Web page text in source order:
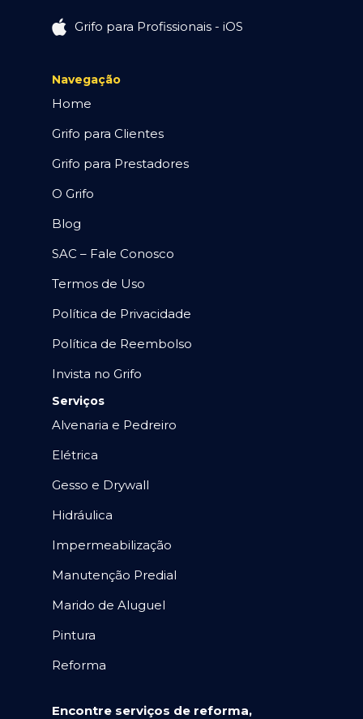
Grifo para Profissionais - iOS
Navegação
Home
Grifo para Clientes
Grifo para Prestadores
O Grifo
Blog
SAC – Fale Conosco
Termos de Uso
Política de Privacidade
Política de Reembolso
Invista no Grifo
Serviços
Alvenaria e Pedreiro
Elétrica
Gesso e Drywall
Hidráulica
Impermeabilização
Manutenção Predial
Marido de Aluguel
Pintura
Reforma
Encontre serviços de reforma,